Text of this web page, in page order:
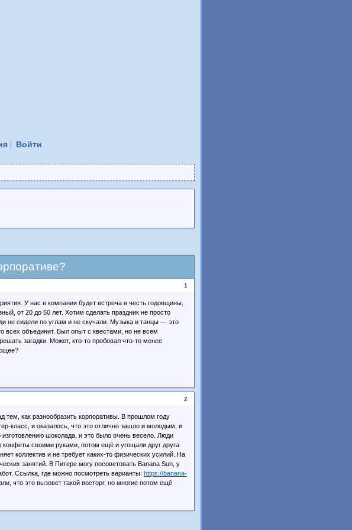
Войти
1
У нас в компании будет встреча в честь годовщины,
от 20 до 50 лет. Хотим сделать праздник не просто
не сидели по углам и не скучали. Музыка и танцы — это
всех объединит. Был опыт с квестами, но не всем
загадки. Может, кто-то пробовал что-то менее
2
тем, как разнообразить корпоративы. В прошлом году
класс, и оказалось, что это отлично зашло и молодым, и
шоколада, и это было очень весело. Люди
своими руками, потом ещё и угощали друг друга.
коллектив и не требует каких-то физических усилий. На
занятий. В Питере могу посоветовать Banana Sun, у
Ссылка, где можно посмотреть варианты:https://banana-
что это вызовет такой восторг, но многие потом ещё